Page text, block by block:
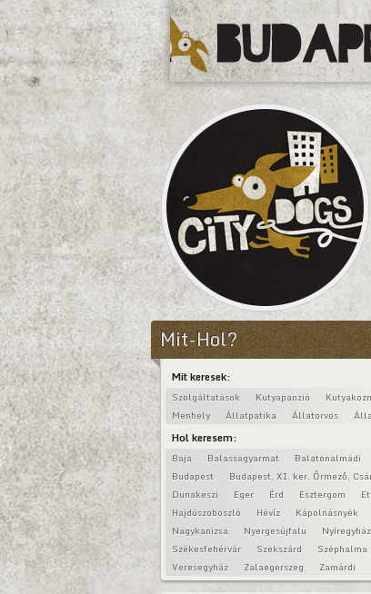
CityDogs
Mit-Hol?
Mit keresek:
Szolgáltatások Kutyapanzió
Menhely
Állatpatika Állatorvos
Hol keresem:
Baja Balassagyarmat Balatonalmádi
Budapest
Budapest, XI. ker. Őrmező,
Dunakeszi
Eger Érd Esztergom
Hajdúszoboszló
Hévíz Kápolnásnyék
Nagykanizsa
Nyergesújfalu
Székesfehérvár
Szekszárd Széphalma
Veresegyház
Zalaegerszeg Zamárdi